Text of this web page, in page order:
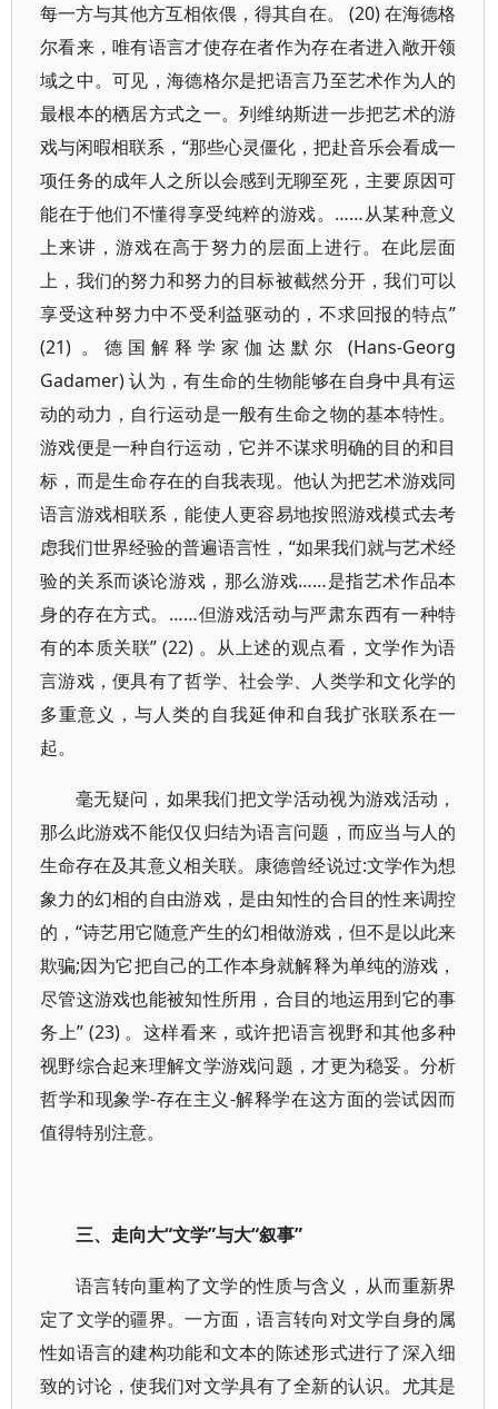
每一方与其他方互相依偎，得其自在。 (20) 在海德格
尔看来，唯有语言才使存在者作为存在者进入敞开领
域之中。可见，海德格尔是把语言乃至艺术作为人的
最根本的栖居方式之一。列维纳斯进一步把艺术的游
戏与闲暇相联系，“那些心灵僵化，把赴音乐会看成一
项任务的成年人之所以会感到无聊至死，主要原因可
能在于他们不懂得享受纯粹的游戏。……从某种意义
上来讲，游戏在高于努力的层面上进行。在此层面
上，我们的努力和努力的目标被截然分开，我们可以
享受这种努力中不受利益驱动的，不求回报的特点”
(21) 。德国解释学家伽达默尔 (Hans-Georg
Gadamer) 认为，有生命的生物能够在自身中具有运
动的动力，自行运动是一般有生命之物的基本特性。
游戏便是一种自行运动，它并不谋求明确的目的和目
标，而是生命存在的自我表现。他认为把艺术游戏同
语言游戏相联系，能使人更容易地按照游戏模式去考
虑我们世界经验的普遍语言性，“如果我们就与艺术经
验的关系而谈论游戏，那么游戏……是指艺术作品本
身的存在方式。……但游戏活动与严肃东西有一种特
有的本质关联” (22) 。从上述的观点看，文学作为语
言游戏，便具有了哲学、社会学、人类学和文化学的
多重意义，与人类的自我延伸和自我扩张联系在一
起。
毫无疑问，如果我们把文学活动视为游戏活动，
那么此游戏不能仅仅归结为语言问题，而应当与人的
生命存在及其意义相关联。康德曾经说过:文学作为想
象力的幻相的自由游戏，是由知性的合目的性来调控
的，“诗艺用它随意产生的幻相做游戏，但不是以此来
欺骗;因为它把自己的工作本身就解释为单纯的游戏，
尽管这游戏也能被知性所用，合目的地运用到它的事
务上” (23) 。这样看来，或许把语言视野和其他多种
视野综合起来理解文学游戏问题，才更为稳妥。分析
哲学和现象学-存在主义-解释学在这方面的尝试因而
值得特别注意。
三、走向大“文学”与大“叙事”
语言转向重构了文学的性质与含义，从而重新界
定了文学的疆界。一方面，语言转向对文学自身的属
性如语言的建构功能和文本的陈述形式进行了深入细
致的讨论，使我们对文学具有了全新的认识。尤其是